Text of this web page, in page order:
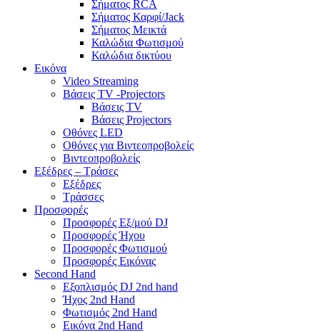
Σήματος RCA
Σήματος Καρφί/Jack
Σήματος Μεικτά
Καλώδια Φωτισμού
Καλώδια δικτύου
Εικόνα
Video Streaming
Βάσεις TV -Projectors
Βάσεις TV
Βάσεις Projectors
Οθόνες LED
Οθόνες για Βιντεοπροβολείς
Βιντεοπροβολείς
Εξέδρες – Τράσες
Εξέδρες
Τράσσες
Προσφορές
Προσφορές Εξ/μού DJ
Προσφορές Ήχου
Προσφορές Φωτισμού
Προσφορές Εικόνας
Second Hand
Εξοπλισμός DJ 2nd hand
Ήχος 2nd Hand
Φωτισμός 2nd Hand
Εικόνα 2nd Hand